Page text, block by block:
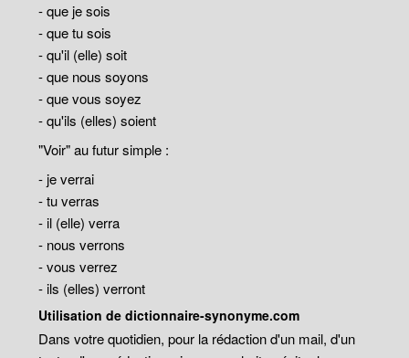
- que je sois
- que tu sois
- qu'il (elle) soit
- que nous soyons
- que vous soyez
- qu'ils (elles) soient
"Voir" au futur simple :
- je verrai
- tu verras
- il (elle) verra
- nous verrons
- vous verrez
- ils (elles) verront
Utilisation de dictionnaire-synonyme.com
Dans votre quotidien, pour la rédaction d'un mail, d'un